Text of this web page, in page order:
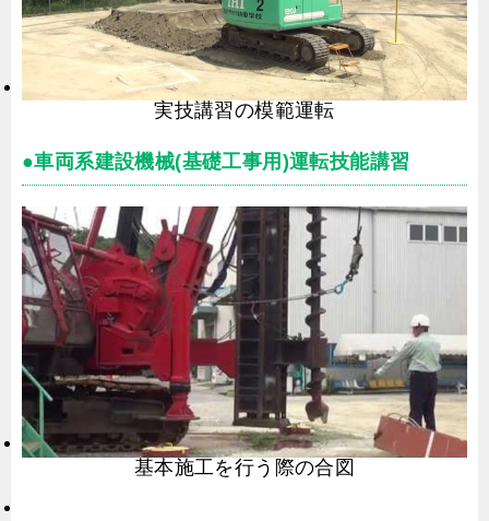
実技講習の模範運転
●車両系建設機械(基礎工事用)運転技能講習
基本施工を行う際の合図